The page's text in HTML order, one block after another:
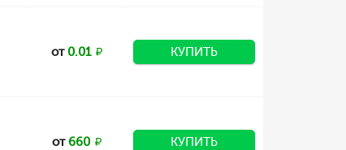
от 0.01 КУПИТЬ
от660 КУПИТЬ